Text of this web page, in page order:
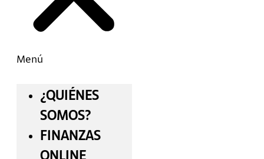
Menú
¿QUIÉNES
SOMOS?
FINANZAS
ONLINE